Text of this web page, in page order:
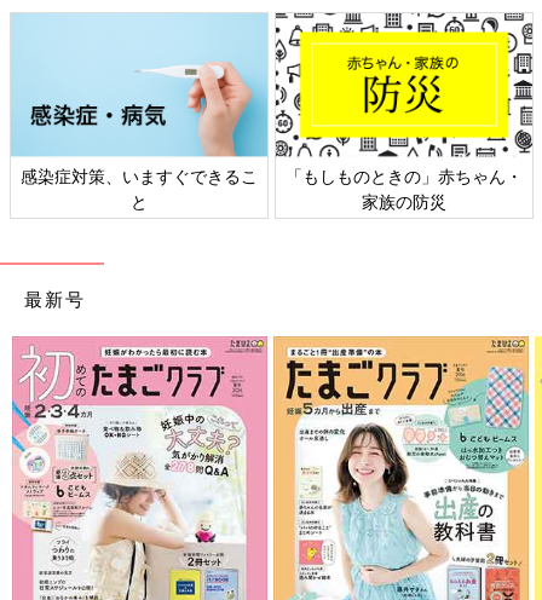
感染症対策、いますぐできるこ
と
「もしものときの」赤ちゃん・
家族の防災
最新号